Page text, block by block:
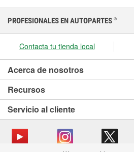
PROFESIONALES EN AUTOPARTES ®
Contacta tu tienda local
Acerca de nosotros
Recursos
Servicio al cliente